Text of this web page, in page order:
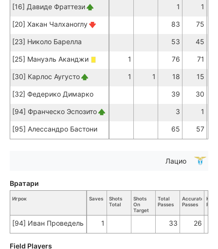
[16] Давиде Фраттези 1 1
[20] Хакан Чалханоглу 83 75
[23] Николо Барелла 53 45
[25] Мануэль Аканджи 1 76 71
[30] Карлос Аугусто 1 1 18 15
[32] Федерико Димарко 39 30
[94] Франческо Эспозито 3 1
[95] Алессандро Бастони 65 57
Лацио
Игрок Saves
Shots
Total
Shots
On
Target
Total
Passes
Accurate
Passes
Key
[94] Иван Проведель 1 33 26
Вратари
Field Players